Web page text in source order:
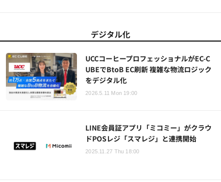
デジタル化
UCCコーヒープロフェッショナルがEC-C
UBEでBtoB EC刷新 複雑な物流ロジック
をデジタル化
2026.5.11 Mon 19:00
LINE会員証アプリ「ミコミー」がクラウ
ドPOSレジ「スマレジ」と連携開始
2025.11.27 Thu 18:00